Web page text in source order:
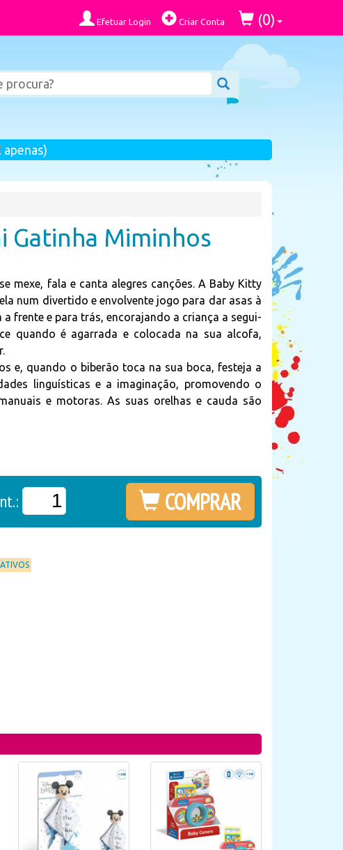
Efetuar Login Criar Conta (0)
Gatinha Miminhos
mexe, fala e canta alegres canções. A Baby Kitty
num divertido e envolvente jogo para dar asas à
frente e para trás, encorajando a criança a segui-
quando é agarrada e colocada na sua alcofa,
e, quando o biberão toca na sua boca, festeja a
linguísticas e a imaginação, promovendo o
e motoras. As suas orelhas e cauda são
COMPRAR